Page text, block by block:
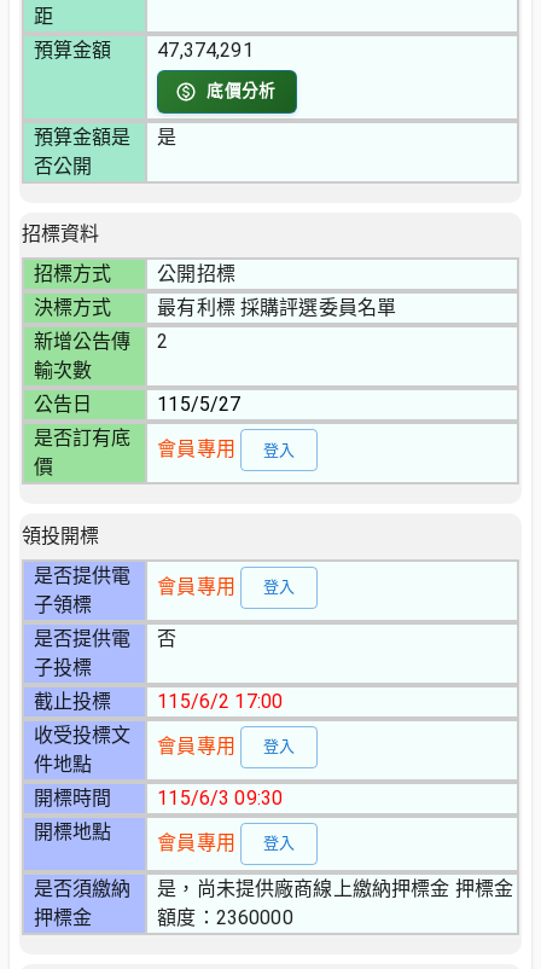
距
預算金額 47,374,291
底價分析
預算金額是
否公開
是
招標資料
招標方式
公開招標
決標方式
最有利標 採購評選委員名單
新增公告傳
輸次數
2
公告日
115/5/27
是否訂有底
價
會員專用 登入
領投開標
是否提供電
子領標
會員專用 登入
是否提供電
子投標
否
截止投標
115/6/2 17:00
收受投標文
件地點
會員專用 登入
開標時間
115/6/3 09:30
開標地點
會員專用 登入
是否須繳納
押標金
是，尚未提供廠商線上繳納押標金 押標金
額度：2360000